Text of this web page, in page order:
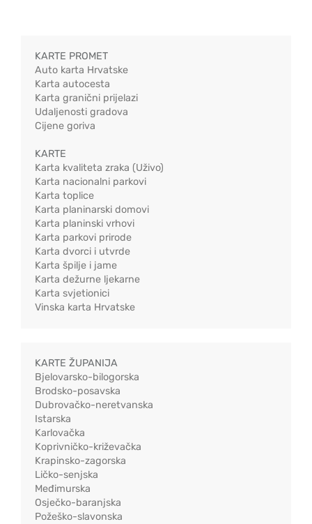
KARTE PROMET
Auto karta Hrvatske
Karta autocesta
Karta granični prijelazi
Udaljenosti gradova
Cijene goriva
KARTE
Karta kvaliteta zraka (Uživo)
Karta nacionalni parkovi
Karta toplice
Karta planinarski domovi
Karta planinski vrhovi
Karta parkovi prirode
Karta dvorci i utvrde
Karta špilje i jame
Karta dežurne ljekarne
Karta svjetionici
Vinska karta Hrvatske
KARTE ŽUPANIJA
Bjelovarsko-bilogorska
Brodsko-posavska
Dubrovačko-neretvanska
Istarska
Karlovačka
Koprivničko-križevačka
Krapinsko-zagorska
Ličko-senjska
Međimurska
Osječko-baranjska
Požeško-slavonska